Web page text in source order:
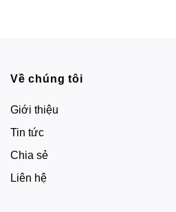
Về chúng tôi
Giới thiệu
Tin tức
Chia sẻ
Liên hệ